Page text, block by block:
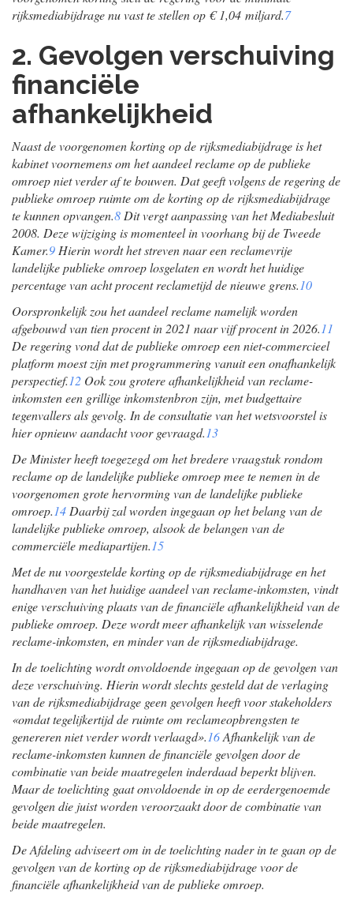
rijksmediabijdrage nu vast te stellen op € 1,04 miljard.7
2. Gevolgen verschuiving
financiële
afhankelijkheid
Naast de voorgenomen korting op de rijksmediabijdrage is het
kabinet voornemens om het aandeel reclame op de publieke
omroep niet verder af te bouwen. Dat geeft volgens de regering de
publieke omroep ruimte om de korting op de rijksmediabijdrage
te kunnen opvangen.8 Dit vergt aanpassing van het Mediabesluit
2008. Deze wijziging is momenteel in voorhang bij de Tweede
Kamer.9 Hierin wordt het streven naar een reclamevrije
landelijke publieke omroep losgelaten en wordt het huidige
percentage van acht procent reclametijd de nieuwe grens.10
Oorspronkelijk zou het aandeel reclame namelijk worden
afgebouwd van tien procent in 2021 naar vijf procent in 2026.11
De regering vond dat de publieke omroep een niet-commercieel
platform moest zijn met programmering vanuit een onafhankelijk
perspectief.12 Ook zou grotere afhankelijkheid van reclame-
inkomsten een grillige inkomstenbron zijn, met budgettaire
tegenvallers als gevolg. In de consultatie van het wetsvoorstel is
hier opnieuw aandacht voor gevraagd.13
De Minister heeft toegezegd om het bredere vraagstuk rondom
reclame op de landelijke publieke omroep mee te nemen in de
voorgenomen grote hervorming van de landelijke publieke
omroep.14 Daarbij zal worden ingegaan op het belang van de
landelijke publieke omroep, alsook de belangen van de
commerciële mediapartijen.15
Met de nu voorgestelde korting op de rijksmediabijdrage en het
handhaven van het huidige aandeel van reclame-inkomsten, vindt
enige verschuiving plaats van de financiële afhankelijkheid van de
publieke omroep. Deze wordt meer afhankelijk van wisselende
reclame-inkomsten, en minder van de rijksmediabijdrage.
In de toelichting wordt onvoldoende ingegaan op de gevolgen van
deze verschuiving. Hierin wordt slechts gesteld dat de verlaging
van de rijksmediabijdrage geen gevolgen heeft voor stakeholders
«omdat tegelijkertijd de ruimte om reclameopbrengsten te
genereren niet verder wordt verlaagd».16Afhankelijk van de
reclame-inkomsten kunnen de financiële gevolgen door de
combinatie van beide maatregelen inderdaad beperkt blijven.
Maar de toelichting gaat onvoldoende in op de eerdergenoemde
gevolgen die juist worden veroorzaakt door de combinatie van
beide maatregelen.
De Afdeling adviseert om in de toelichting nader in te gaan op de
gevolgen van de korting op de rijksmediabijdrage voor de
financiële afhankelijkheid van de publieke omroep.